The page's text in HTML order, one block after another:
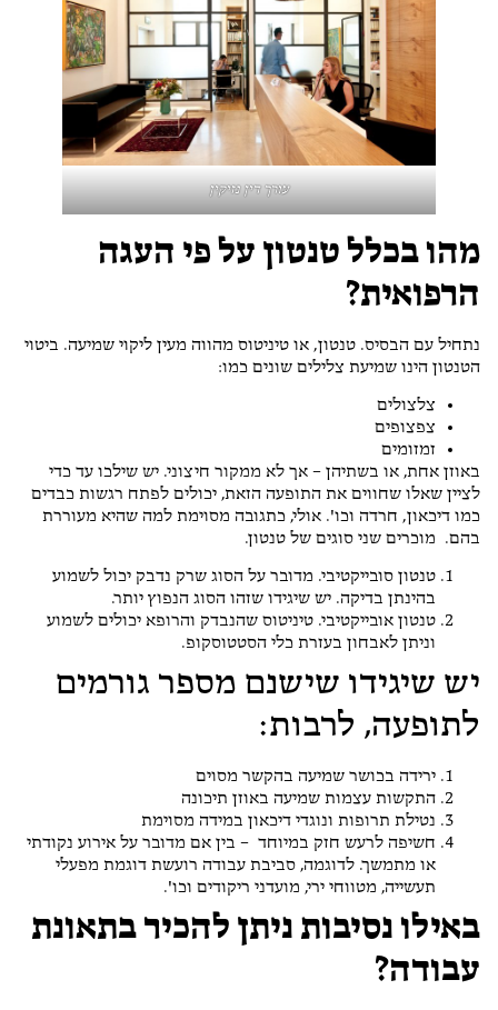
עורך דין נזיקין
מהו בכלל טנטון על פי העגה
הרפואית?
נתחיל עם הבסיס. טנטון, או טיניטוס מהווה מעין ליקוי שמיעה. ביטוי
הטנטון הינו שמיעת צלילים שונים כמו:
צלצולים
צפצופים
זמזומים
באוזן אחת, או בשתיהן – אך לא ממקור חיצוני. יש שילכו עד כדי
לציין שאלו שחווים את התופעה הזאת, יכולים לפתח רגשות כבדים
כמו דיכאון, חרדה וכו'. אולי, כתגובה מסוימת למה שהיא מעוררת
בהם. מוכרים שני סוגים של טנטון.
טנטון סובייקטיבי. מדובר על הסוג שרק נדבק יכול לשמוע
בהינתן בדיקה. יש שיגידו שזהו הסוג הנפוץ יותר.
טנטון אובייקטיבי. טיניטוס שהנבדק והרופא יכולים לשמוע
וניתן לאבחון בעזרת כלי הסטטוסקופ.
יש שיגידו שישנם מספר גורמים
לתופעה, לרבות:
ירידה בכושר שמיעה בהקשר מסוים
התקשות עצמות שמיעה באוזן תיכונה
נטילת תרופות ונוגדי דיכאון במידה מסוימת
חשיפה לרעש חזק במיוחד – בין אם מדובר על אירוע נקודתי
או מתמשך. לדוגמה, סביבת עבודה רועשת דוגמת מפעלי
תעשייה, מטווחי ירי, מועדני ריקודים וכו'.
באילו נסיבות ניתן להכיר בתאונת
עבודה?